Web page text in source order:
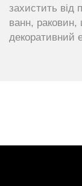
захистить від
ванн,
декоративний